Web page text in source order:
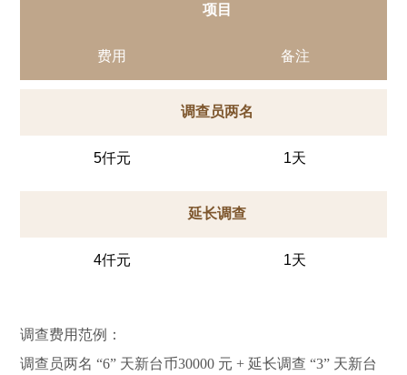
项目
费用 备注
调查员两名
5仟元 1天
延长调查
4仟元 1天
调查费用范例：
调查员两名 “6” 天新台币30000 元 + 延长调查 “3” 天新台